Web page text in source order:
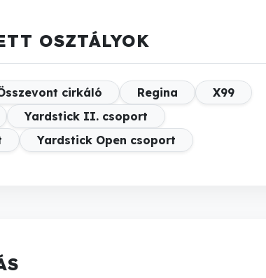
OSZTÁLYOK
cirkáló Regina
X99
Yardstick II. csoport
Yardstick Open csoport